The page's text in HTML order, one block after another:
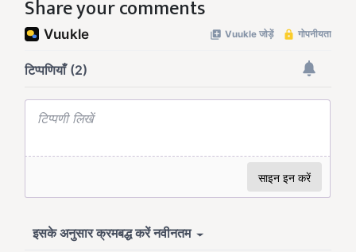
Share your comments